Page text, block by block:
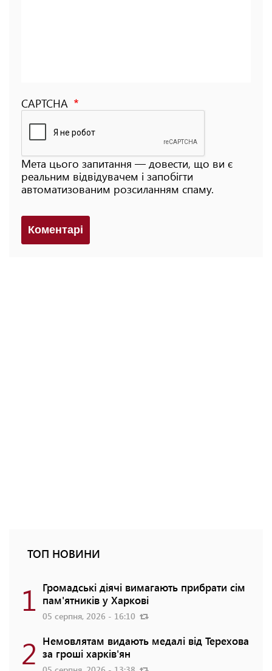
CAPTCHA
Мета цього запитання — довести, що ви є
реальним відвідувачем і запобігти
автоматизованим розсиланням спаму.
Коментарi
ТОП НОВИНИ
1 Громадські діячі вимагають прибрати сім
пам'ятників у Харкові
05 серпня, 2026 - 16:10
2 Немовлятам видають медалі від Терехова
за гроші харків'ян